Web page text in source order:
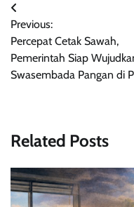
Navigasi
pos
Previous:
Percepat Cetak Sawah,
Pemerintah Siap
Swasembada Pangan di
Related Posts